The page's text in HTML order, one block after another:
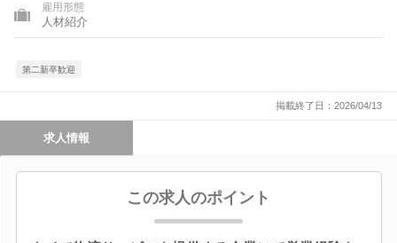
雇用形態
人材紹介
第二新卒歓迎
掲載終了日：2026/04/13
求人情報
この求人のポイント